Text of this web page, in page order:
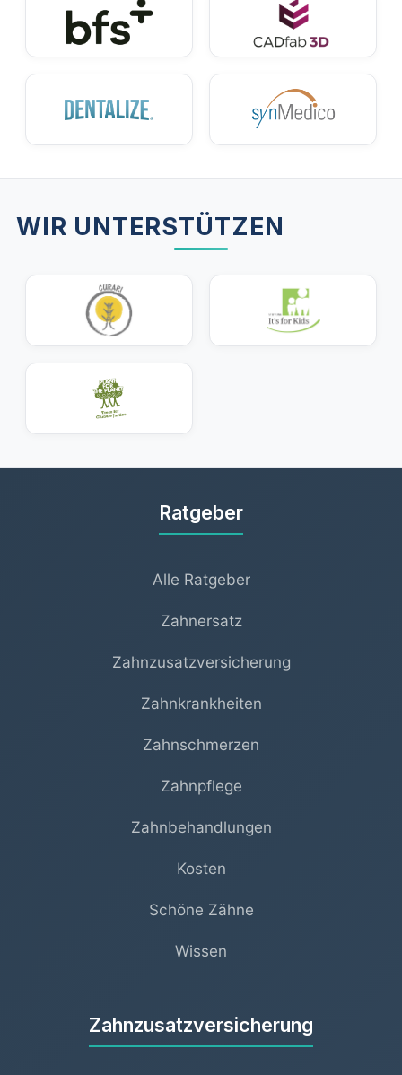
Sollten die Beschwerden jedoch anhalten, ist ein
Besuch beim Zahnarzt unerlässlich. Nur so können
die Ursachen abgeklärt und eine passende
WIR UNTERSTÜTZEN
Ratgeber
Alle Ratgeber
Zahnersatz
Zahnzusatzversicherung
Zahnkrankheiten
Zahnschmerzen
Zahnpflege
Zahnbehandlungen
Kosten
Schöne Zähne
Wissen
Zahnzusatzversicherung